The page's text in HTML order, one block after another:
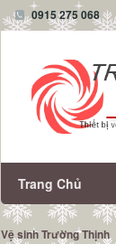
0915 275 068
Trang Chủ
Vệ sinh Trường Thịnh